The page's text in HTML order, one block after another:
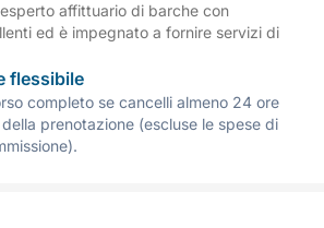
esperto affittuario di barche con
ed è impegnato a fornire servizi di
flessibile
completo se cancelli almeno 24 ore
prenotazione (escluse le spese di